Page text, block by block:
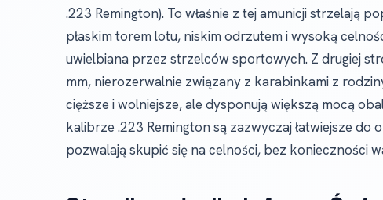
.223 Remington). To właśnie z tej amunicji strzelają
płaskim torem lotu, niskim odrzutem i wysoką
uwielbiana przez strzelców sportowych. Z drugiej
mm, nierozerwalnie związany z karabinkami z
cięższe i wolniejsze, ale dysponują większą mocą
kalibrze .223 Remington są zazwyczaj łatwiejsze
pozwalają skupić się na celności, bez konieczności